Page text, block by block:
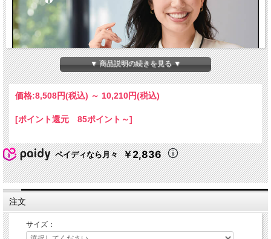
▼ 商品説明の続きを見る ▼
価格:8,508円(税込) ～ 10,210円(税込)
[ポイント還元 85ポイント～]
ペイディなら月々 ￥2,836
注文
サイズ：